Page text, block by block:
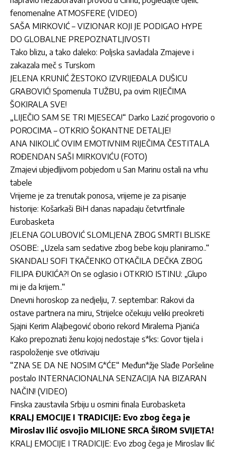
fenomenalne ATMOSFERE (VIDEO)
SAŠA MIRKOVIĆ – VIZIONAR KOJI JE PODIGAO HYPE
DO GLOBALNE PREPOZNATLJIVOSTI
Tako blizu, a tako daleko: Poljska savladala Zmajeve i
zakazala meč s Turskom
JELENA KRUNIĆ ŽESTOKO IZVRIJEĐALA DUŠICU
GRABOVIĆ! Spomenula TUŽBU, pa ovim RIJEČIMA
ŠOKIRALA SVE!
„LIJEČIO SAM SE TRI MJESECA!“ Darko Lazić progovorio o
POROCIMA – OTKRIO ŠOKANTNE DETALJE!
ANA NIKOLIĆ OVIM EMOTIVNIM RIJEČIMA ČESTITALA
ROĐENDAN SAŠI MIRKOVIĆU (FOTO)
Zmajevi ubjedljivom pobjedom u San Marinu ostali na vrhu
tabele
Vrijeme je za trenutak ponosa, vrijeme je za pisanje
historije: Košarkaši BiH danas napadaju četvrtfinale
Eurobasketa
JELENA GOLUBOVIĆ SLOMLJENA ZBOG SMRTI BLISKE
OSOBE: „Uzela sam sedative zbog bebe koju planiramo..“
SKANDAL! SOFI TKAČENKO OTKAČILA DEČKA ZBOG
FILIPA ĐUKIĆA?! On se oglasio i OTKRIO ISTINU: „Glupo
mi je da krijem..“
Dnevni horoskop za nedjelju, 7. septembar: Rakovi da
ostave partnera na miru, Strijelce očekuju veliki preokreti
Sjajni Kerim Alajbegović oborio rekord Miralema Pjanića
Kako prepoznati ženu kojoj nedostaje s*ks: Govor tijela i
raspoloženje sve otkrivaju
“ZNA SE DA NE NOSIM G*ĆE“ Međun*žje Slađe Poršeline
postalo INTERNACIONALNA SENZACIJA NA BIZARAN
NAČIN! (VIDEO)
Finska zaustavila Srbiju u osmini finala Eurobasketa
KRALJ EMOCIJE I TRADICIJE: Evo zbog čega je
Miroslav Ilić osvojio MILIONE SRCA ŠIROM SVIJETA!
KRALJ EMOCIJE I TRADICIJE: Evo zbog čega je Miroslav Ilić